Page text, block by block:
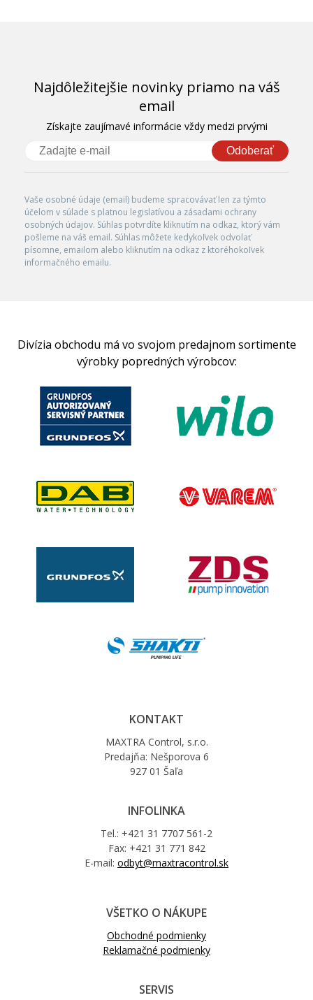
Najdôležitejšie novinky priamo na váš
email
Získajte zaujímavé informácie vždy medzi prvými
Odoberať
Vaše osobné údaje (email) budeme spracovávať len za týmto
účelom v súlade s platnou legislatívou a zásadami ochrany
osobných údajov. Súhlas potvrdíte kliknutím na odkaz, ktorý vám
pošleme na váš email. Súhlas môžete kedykoľvek odvolať
písomne, emailom alebo kliknutím na odkaz z ktoréhokoľvek
informačného emailu.
Divízia obchodu má vo svojom predajnom sortimente
výrobky popredných výrobcov:
KONTAKT
MAXTRA Control, s.r.o.
Predajňa: Nešporova 6
927 01 Šaľa
INFOLINKA
Tel.: +421 31 7707 561-2
Fax: +421 31 771 842
E-mail: odbyt@maxtracontrol.sk
VŠETKO O NÁKUPE
Obchodné podmienky
Reklamačné podmienky
SERVIS